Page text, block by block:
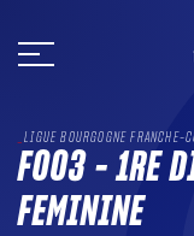
au
LIGUE BOURGOGNE FRANCHE-
F003 - 1RE
FEMININE